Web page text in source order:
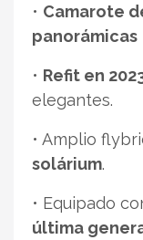
• Camarote
panorámicas
• Refit en
elegantes.
• Amplio
solárium.
• Equipado
última